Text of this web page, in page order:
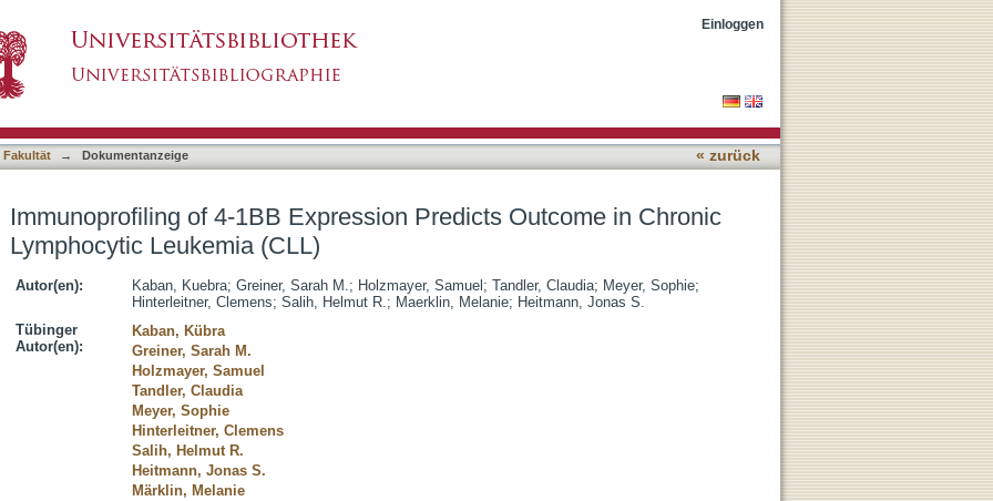
Predicts Outcome in Chronic Lymphocytic Leukemia (CLL)
Einloggen
Fakultät → Dokumentanzeige « zurück
Immunoprofiling of 4-1BB Expression Predicts Outcome in Chronic
Lymphocytic Leukemia (CLL)
Autor(en): Kaban, Kuebra; Greiner, Sarah M.; Holzmayer, Samuel ; Tandler, Claudia; Meyer, Sophie;
Hinterleitner, Clemens; Salih, Helmut R.; Maerklin, Melanie; Heitmann, Jonas S.
Tübinger
Autor(en):
Kaban, Kübra
Greiner, Sarah M.
Holzmayer, Samuel
Tandler, Claudia
Meyer, Sophie
Hinterleitner, Clemens
Salih, Helmut R.
Heitmann, Jonas S.
Märklin, Melanie